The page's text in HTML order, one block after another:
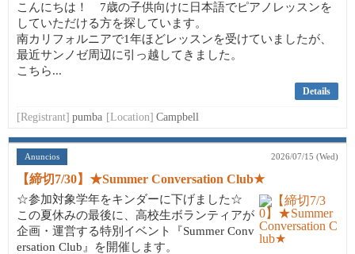
こんにちは！ 7歳の子供向けに日本語でピアノレッスンを
していただける方を探しています。
南カリフォルニアで1年ほどレッスンを受けていましたが、
最近サンノゼ周辺に引っ越してきました。
こちら...
Details
[Registrant] pumba [Location] Campbell
Anuncios 2026/07/15 (Wed)
【締切7/30】★Summer Conversation Club★
☆参加対象学年をキンダーに下げました☆
この夏休みの最後に、高校生ボランティアが
企画・運営する特別イベント『Summer Conv
ersation Club』を開催します。